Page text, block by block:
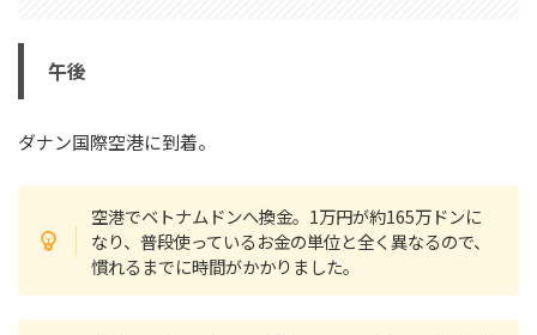
午後
ダナン国際空港に到着。
空港でベトナムドンへ換金。1万円が約165万ドンに
なり、普段使っているお金の単位と全く異なるので、
慣れるまでに時間がかかりました。